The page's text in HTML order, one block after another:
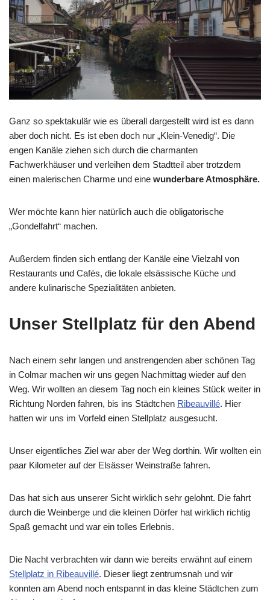
Ganz so spektakulär wie es überall dargestellt wird ist es dann
aber doch nicht. Es ist eben doch nur „Klein-Venedig“. Die
engen Kanäle ziehen sich durch die charmanten
Fachwerkhäuser und verleihen dem Stadtteil aber trotzdem
einen malerischen Charme und eine wunderbare Atmosphäre.
Wer möchte kann hier natürlich auch die obligatorische
„Gondelfahrt“ machen.
Außerdem finden sich entlang der Kanäle eine Vielzahl von
Restaurants und Cafés, die lokale elsässische Küche und
andere kulinarische Spezialitäten anbieten.
Unser Stellplatz für den Abend
Nach einem sehr langen und anstrengenden aber schönen Tag
in Colmar machen wir uns gegen Nachmittag wieder auf den
Weg. Wir wollten an diesem Tag noch ein kleines Stück weiter in
Richtung Norden fahren, bis ins Städtchen Ribeauvillé. Hier
hatten wir uns im Vorfeld einen Stellplatz ausgesucht.
Unser eigentliches Ziel war aber der Weg dorthin. Wir wollten ein
paar Kilometer auf der Elsässer Weinstraße fahren.
Das hat sich aus unserer Sicht wirklich sehr gelohnt. Die fahrt
durch die Weinberge und die kleinen Dörfer hat wirklich richtig
Spaß gemacht und war ein tolles Erlebnis.
Die Nacht verbrachten wir dann wie bereits erwähnt auf einem
Stellplatz in Ribeauvillé. Dieser liegt zentrumsnah und wir
konnten am Abend noch entspannt in das kleine Städtchen zum